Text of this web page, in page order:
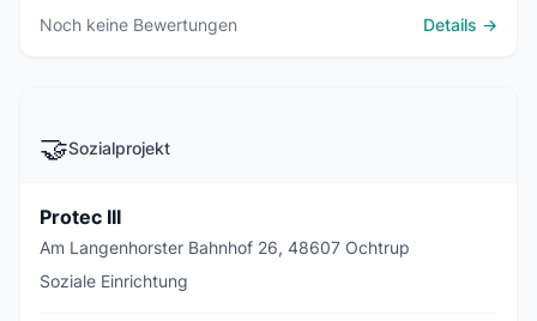
Noch keine Bewertungen Details →
🤝Sozialprojekt
Protec III
Am Langenhorster Bahnhof 26, 48607 Ochtrup
Soziale Einrichtung